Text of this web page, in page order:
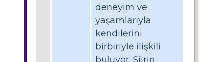
deneyim ve
yaşamlarıyla
kendilerini
birbiriyle ilişkili
buluyor. Şiirin